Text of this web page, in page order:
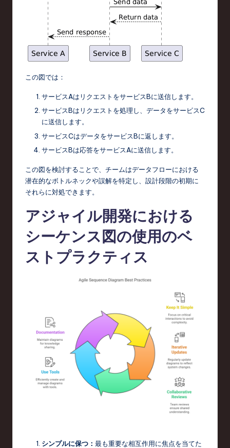
この図では：
サービスAはリクエストをサービスBに送信します。
サービスBはリクエストを処理し、データをサービスC
に送信します。
サービスCはデータをサービスBに返します。
サービスBは応答をサービスAに送信します。
この図を検討することで、チームはデータフローにおける
潜在的なボトルネックや誤解を特定し、設計段階の初期に
それらに対処できます。
アジャイル開発における
シーケンス図の使用のベ
ストプラクティス
シンプルに保つ： 最も重要な相互作用に焦点を当てた